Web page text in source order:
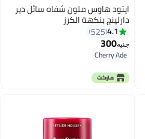
ايتود هاوس ملون شفاه سائل دير
دارلينج بنكهة الكرز
4.1
525
جنيه300
Cherry Ade